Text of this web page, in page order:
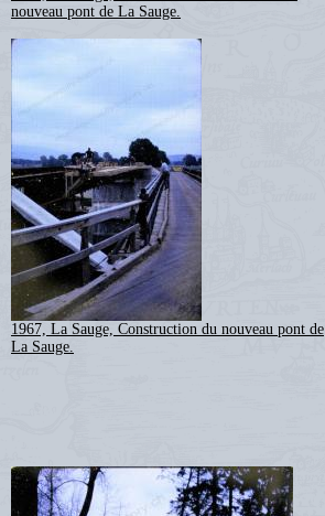
nouveau pont de La Sauge.
1967, La Sauge, Construction du nouveau pont de
La Sauge.